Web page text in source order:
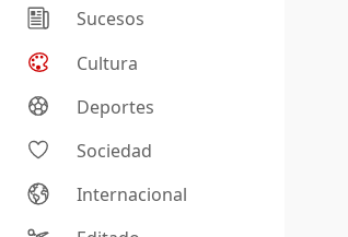
Sucesos
Cultura
Deportes
Sociedad
Internacional